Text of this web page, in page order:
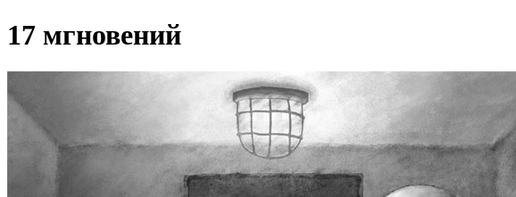
17 мгновений